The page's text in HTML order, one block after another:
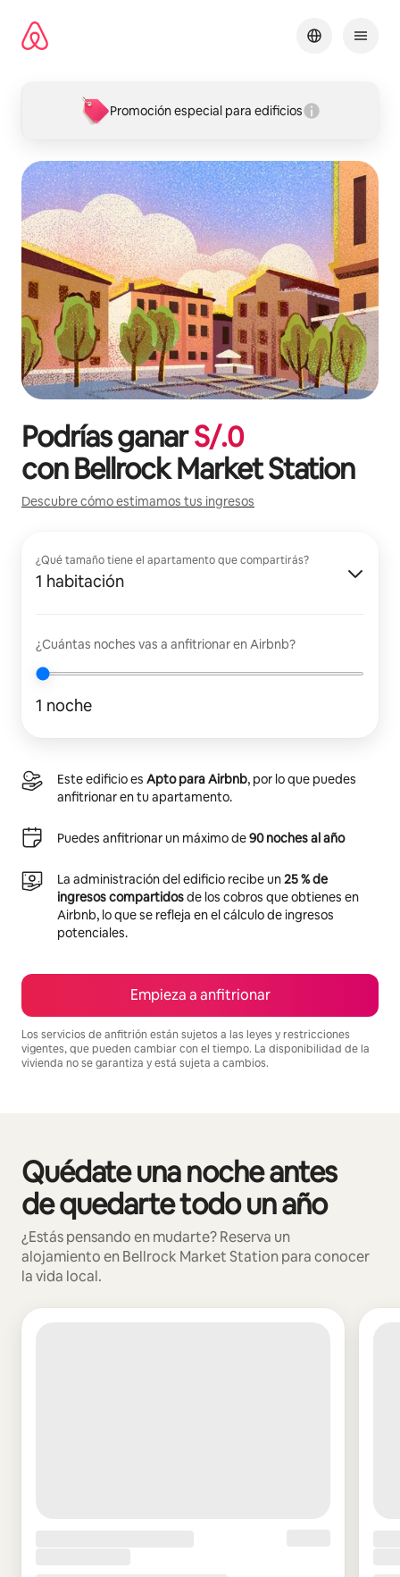
contenido
Promoción especial para edificios
Podrías ganarS/.0
conBellrock Market Station
Descubre cómo estimamos tus ingresos
¿Qué tamaño tiene el apartamento que compartirás?
1 habitación
¿Cuántas noches vas a anfitrionar en Airbnb?
1 noche
Este edificio es Apto para Airbnb, por lo que puedes
anfitrionar en tu apartamento.
Puedes anfitrionar un máximo de90 noches al año
La administración del edificio recibe un25 % de
ingresos compartidosde los cobros que obtienes en
Airbnb, lo que se refleja en el cálculo de ingresos
potenciales.
Empieza a anfitrionar
Los servicios de anfitrión están sujetos a las leyes y restricciones
vigentes, que pueden cambiar con el tiempo. La disponibilidad de la
vivienda no se garantiza y está sujeta a cambios.
Quédate una noche antes
de quedarte todo un año
¿Estás pensando en mudarte? Reserva un
alojamiento en Bellrock Market Station para conocer
la vida local.
Se muestran0 de 0 elementos